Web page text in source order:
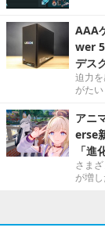
AAA
wer
デス
迫力
がたい
アニ
erse
「進
さま
が増